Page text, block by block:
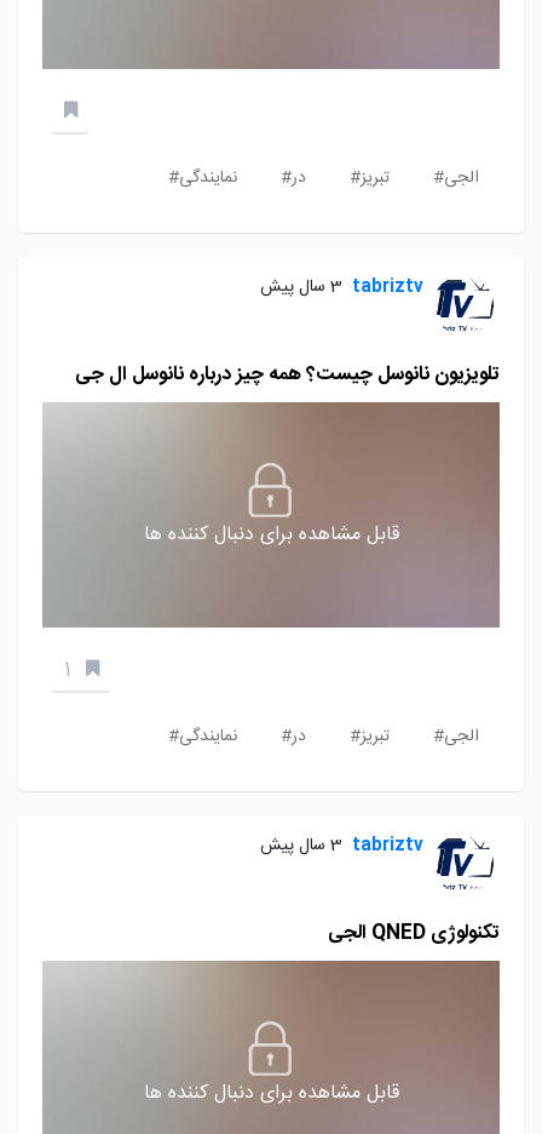
الجی# تبریز# در# نمایندگی#
tabriztv 3 سال پیش
تلویزیون نانوسل چیست؟ همه چیز درباره نانوسل ال جی
قابل مشاهده برای دنبال کننده ها
1
الجی# تبریز# در# نمایندگی#
tabriztv 3 سال پیش
تکنولوژی QNED الجی
قابل مشاهده برای دنبال کننده ها